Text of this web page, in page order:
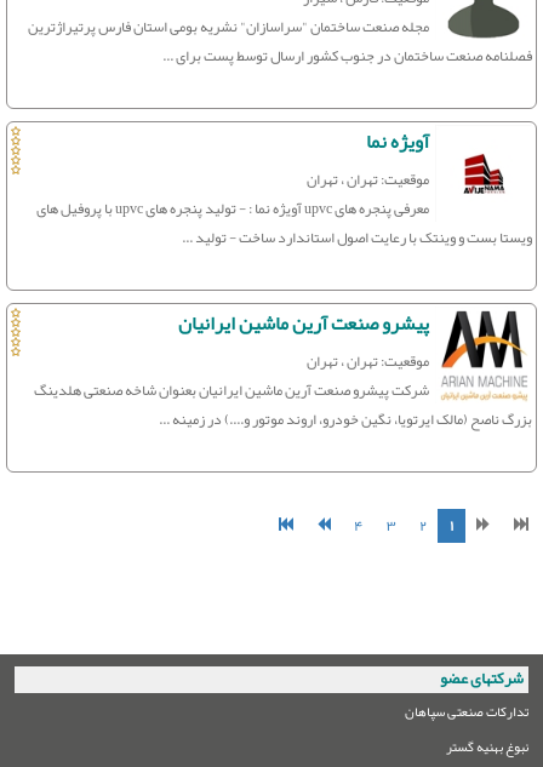
مجله صنعت ساختمان "سراسازان" نشریه بومی استان فارس پرتیراژترین
فصلنامه صنعت ساختمان در جنوب کشور ارسال توسط پست برای ...
آویژه نما
موقعیت: تهران ، تهران
معرفی پنجره های upvc آویژه نما : - تولید پنجره های upvc با پروفیل های
ویستا بست و وینتک با رعایت اصول استاندارد ساخت - تولید ...
پیشرو صنعت آرین ماشین ایرانیان
موقعیت: تهران ، تهران
شرکت پیشرو صنعت آرین ماشین ایرانیان بعنوان شاخه صنعتی هلدینگ
بزرگ ناصح (مالک ایرتویا، نگین خودرو، اروند موتور و....) در زمینه ...
۱ ۲ ۳ ۴
شرکتهای عضو
تدارکات صنعتی سپاهان
نبوغ بهنیه گستر